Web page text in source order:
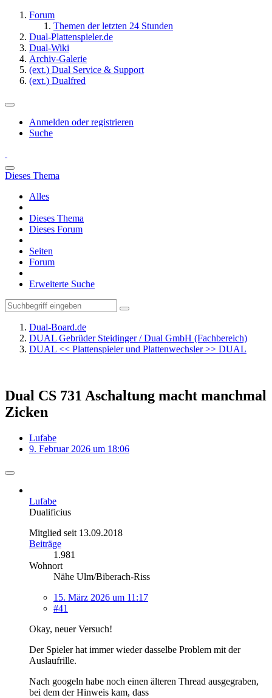
Forum
Themen der letzten 24 Stunden
Dual-Plattenspieler.de
Dual-Wiki
Archiv-Galerie
(ext.) Dual Service & Support
(ext.) Dualfred
Anmelden oder registrieren
Suche
Dieses Thema
Alles
Dieses Thema
Dieses Forum
Seiten
Forum
Erweiterte Suche
Dual-Board.de
DUAL Gebrüder Steidinger / Dual GmbH (Fachbereich)
DUAL << Plattenspieler und Plattenwechsler >> DUAL
Dual CS 731 Aschaltung macht manchmal
Zicken
Lufabe
9. Februar 2026 um 18:06
Lufabe
Dualificius
Mitglied seit 13.09.2018
Beiträge
1.981
Wohnort
Nähe Ulm/Biberach-Riss
15. März 2026 um 11:17
#41
Okay, neuer Versuch!
Der Spieler hat immer wieder dasselbe Problem mit der
Auslaufrille.
Nach googeln habe noch einen älteren Thread ausgegraben,
bei dem der Hinweis kam, dass